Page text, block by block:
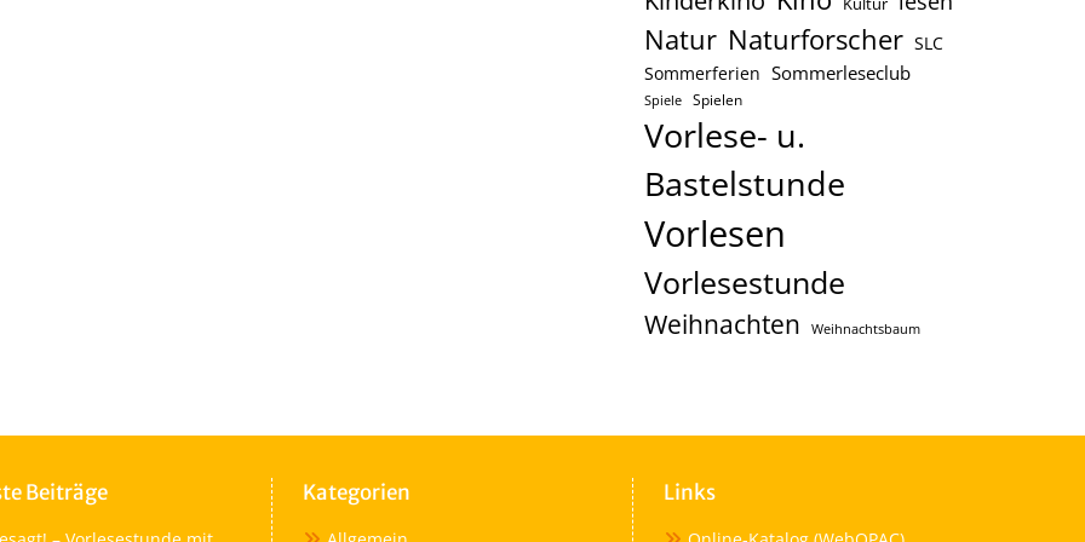
Natur Naturforscher SLC
Sommerferien Sommerleseclub
Spiele Spielen
Vorlese- u.
Bastelstunde
Vorlesen
Vorlesestunde
Weihnachten Weihnachtsbaum
Beiträge Kategorien Links